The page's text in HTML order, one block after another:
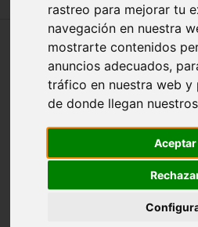
rastreo para mejorar tu
navegación en nuestra
mostrarte contenidos
anuncios adecuados,
tráfico en nuestra web y
de donde llegan
Aceptar
Apuntes de NodeJS
Cero) en español
Como aprender a utilizar
básicos hasta el lanzamiento de
curso vamos a empezar con los
de NodeJS, instalación del
sistema de módulos de npm,